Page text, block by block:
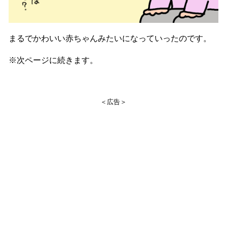
まるでかわいい赤ちゃんみたいになっていったのです。
※次ページに続きます。
＜広告＞